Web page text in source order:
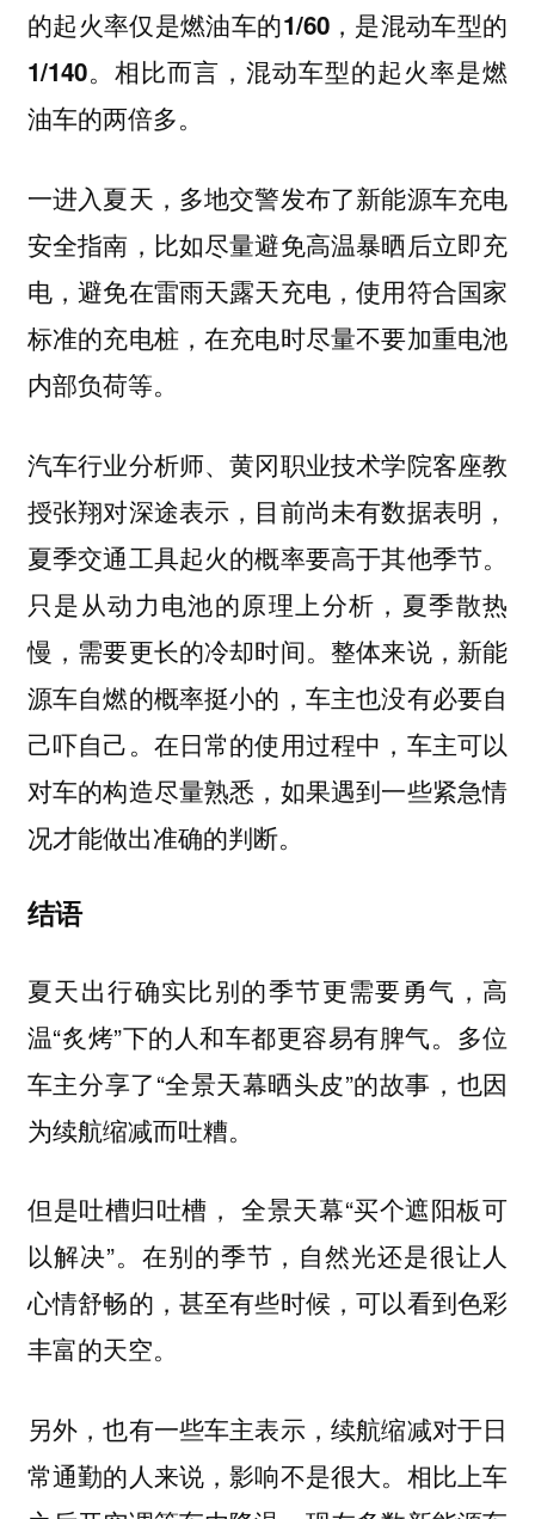
的起火率仅是燃油车的1/60，是混动车型的
1/140。相比而言，混动车型的起火率是燃
油车的两倍多。
一进入夏天，多地交警发布了新能源车充电
安全指南，比如尽量避免高温暴晒后立即充
电，避免在雷雨天露天充电，使用符合国家
标准的充电桩，在充电时尽量不要加重电池
内部负荷等。
汽车行业分析师、黄冈职业技术学院客座教
授张翔对深途表示，目前尚未有数据表明，
夏季交通工具起火的概率要高于其他季节。
只是从动力电池的原理上分析，夏季散热
慢，需要更长的冷却时间。整体来说，新能
源车自燃的概率挺小的，车主也没有必要自
己吓自己。在日常的使用过程中， 车主可以
对车的构造尽量熟悉，如果遇到一些紧急情
况才能做出准确的判断。
结语
夏天出行确实比别的季节更需要勇气，高
温“炙烤”下的人和车都更容易有脾气。多位
车主分享了“全景天幕晒头皮”的故事，也因
为续航缩减而吐糟。
但是吐槽归吐槽， 全景天幕“买个遮阳板可
以解决”。在别的季节，自然光还是很让人
心情舒畅的，甚至有些时候，可以看到色彩
丰富的天空。
另外，也有一些车主表示，续航缩减对于日
常通勤的人来说，影响不是很大。相比上车